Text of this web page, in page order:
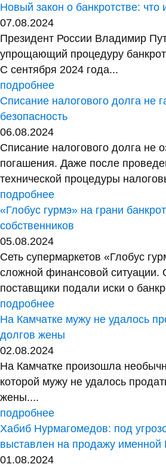
Новый закон о банкротстве: что
07.08.2024
Президент России Владимир
упрощающий процедуру
С сентября 2024 года...
подробнее
Списание налогового долга не
безопасность
06.08.2024
Списание налогового долга не
погашения. Даже после
технической процедуры
подробнее
«Глобус гурмэ» на грани
собственников
05.08.2024
Сеть супермаркетов «Глобус
сложной финансовой ситуации.
поставщики подали иски о
подробнее
На Камчатке мужу не удалось
долгов жены
02.08.2024
На Камчатке произошла
которой мужу не удалось
жены....
подробнее
Хабиб Нурмагомедов: под
выставлен на продажу именной
01.08.2024